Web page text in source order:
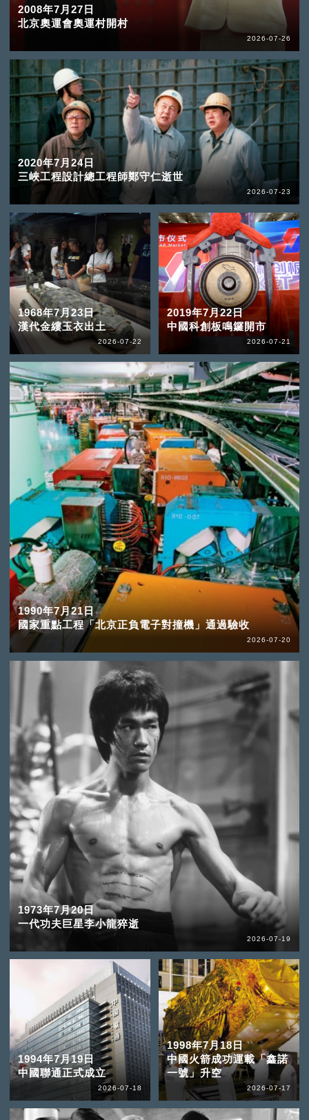
2008年7月27日
北京奧運會奧運村開村
2026-07-26
2020年7月24日
三峽工程設計總工程師鄭守仁逝世
2026-07-23
1968年7月23日
漢代金縷玉衣出土
2026-07-22
2019年7月22日
中國科創板鳴鑼開市
2026-07-21
1990年7月21日
國家重點工程「北京正負電子對撞機」通過驗收
2026-07-20
1973年7月20日
一代功夫巨星李小龍猝逝
2026-07-19
1994年7月19日
中國聯通正式成立
2026-07-18
1998年7月18日
中國火箭成功運載「鑫諾
一號」升空
2026-07-17